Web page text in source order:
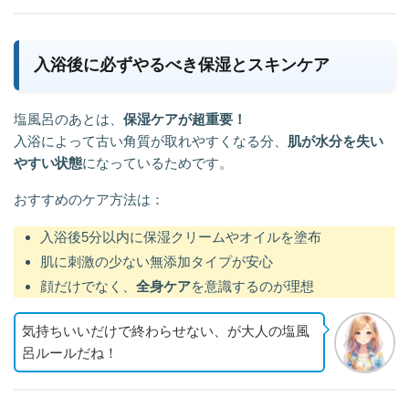
入浴後に必ずやるべき保湿とスキンケア
塩風呂のあとは、 保湿ケアが超重要！
入浴によって古い角質が取れやすくなる分、 肌が水分を失い
やすい状態になっているためです。
おすすめのケア方法は：
入浴後5分以内に保湿クリームやオイルを塗布
肌に刺激の少ない無添加タイプが安心
顔だけでなく、 全身ケアを意識するのが理想
気持ちいいだけで終わらせない、が大人の塩風
呂ルールだね！